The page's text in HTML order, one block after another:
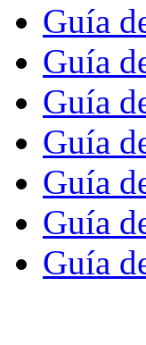
Guía
Guía
Guía
Guía
Guía
Guía
Guía